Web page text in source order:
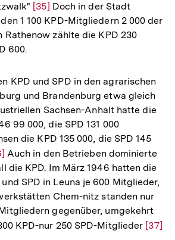
Zur
Auflösung
der
[35] Doch in der Stadt
1 100 KPD-Mitgliedern 2 000 der
Rathenow zählte die KPD 230
600.
KPD und SPD in den agrarischen
und Brandenburg etwa gleich
Sachsen-Anhalt hatte die
99 000, die SPD 131 000
die KPD 135 000, die SPD 145
Auch in den Betrieben dominierte
die KPD. Im März 1946 hatten die
SPD in Leuna je 600 Mitglieder,
Chem-nitz standen nur
gegenüber, umgekehrt
KPD-nur 250 SPD-Mitglieder Zur
[37]